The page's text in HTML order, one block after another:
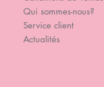
Qui sommes-nous?
Service client
Actualités